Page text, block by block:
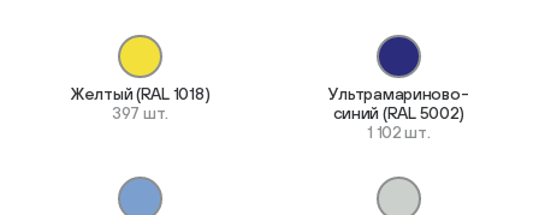
Желтый (RAL 1018)
397 шт.
Ультрамариново-
синий (RAL 5002)
1 102 шт.